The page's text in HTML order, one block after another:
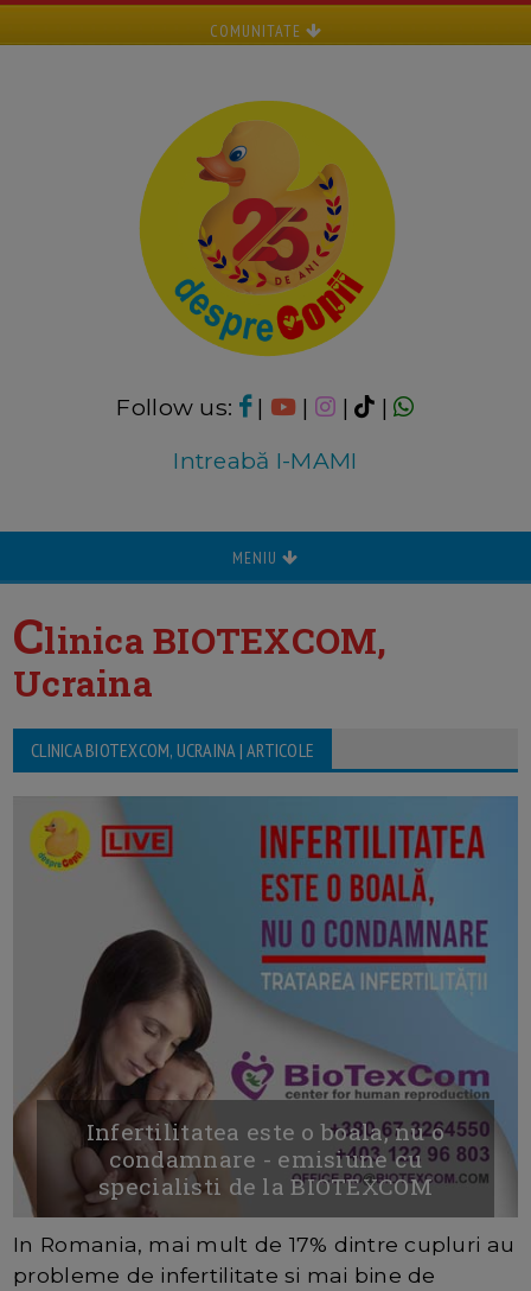
COMUNITATE
Follow us: | | |
|
Intreabă I-MAMI
MENIU
Clinica BIOTEXCOM,
Ucraina
CLINICA BIOTEXCOM, UCRAINA | ARTICOLE
Infertilitatea este o boala, nu o
condamnare - emisiune cu
specialisti de la BIOTEXCOM
In Romania, mai mult de 17% dintre cupluri au
probleme de infertilitate si mai bine de